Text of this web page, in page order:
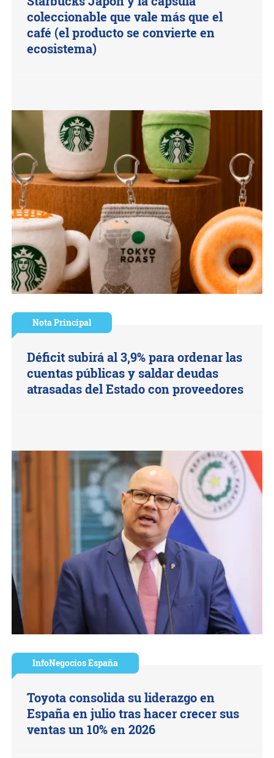
coleccionable que vale más que el
café (el producto se convierte en
ecosistema)
Nota Principal
Déficit subirá al 3,9% para ordenar las
cuentas públicas y saldar deudas
atrasadas del Estado con proveedores
InfoNegocios España
Toyota consolida su liderazgo en
España en julio tras hacer crecer sus
ventas un 10% en 2026